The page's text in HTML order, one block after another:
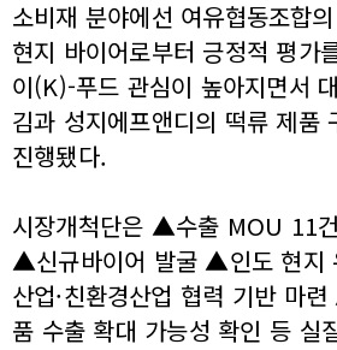
소비재 분야에선 여유협동조합
현지 바이어로부터 긍정적 평가
이(K)-푸드 관심이 높아지면서
김과 성지에프앤디의 떡류 제품
진행됐다.
시장개척단은 ▲수출 MOU 11
▲신규바이어 발굴 ▲인도 현지
산업·친환경산업 협력 기반 마
품 수출 확대 가능성 확인 등 실